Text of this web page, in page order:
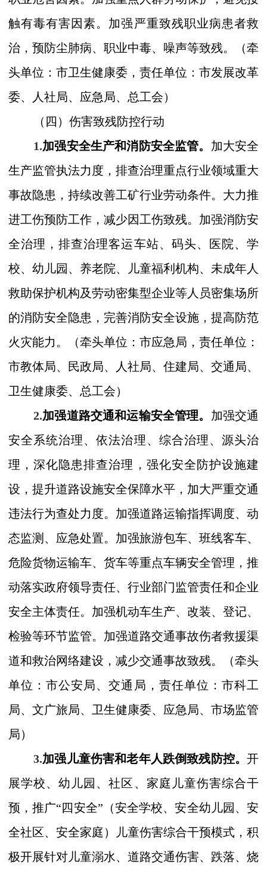
触有毒有害因素。加强严重致残职业病患者救
治，预防尘肺病、职业中毒、噪声等致残。
（牵
头单位：市卫生健康委， 责任单位：市发展改革
委、人社局、应急局、总工会）
（四）伤害致残防控行动
1.加强安全生产和消防安全监管。 加大安全
生产监管执法力度，排查治理重点行业领域重大
事故隐患，持续改善工矿行业劳动条件。大力推
进工伤预防工作，减少因工伤致残。加强消防安
全治理，排查治理客运车站、码头、医院、学
校、幼儿园、养老院、儿童福利机构、未成年人
救助保护机构及劳动密集型企业等人员密集场所
的消防安全隐患，完善消防安全设施，提高防范
火灾能力。
（牵头单位：市应急局， 责任单位：
市教体局、民政局、人社局、住建局、交通局、
卫生健康委、总工会）
2.加强道路交通和运输安全管理。 加强交通
安全系统治理、依法治理、综合治理、源头治
理，深化隐患排查治理，强化安全防护设施建
设，提升道路设施安全保障水平，加大严重交通
违法行为查处力度。加强道路运输指挥调度、动
态监测、应急处置。加强旅游包车、班线客车、
危险货物运输车、货车等重点车辆安全管理，推
动落实政府领导责任、行业部门监管责任和企业
安全主体责任。加强机动车生产、改装、登记、
检验等环节监管。加强道路交通事故伤者救援渠
道和救治网络建设，减少交通事故致残。
（牵头
单位：市公安局、交通局， 责任单位：市科工
局、文广旅局、卫生健康委、应急局、市场监管
局）
3.加强儿童伤害和老年人跌倒致残防控。 开
展学校、幼儿园、社区、家庭儿童伤害综合干
预，推广“四安全” （安全学校、安全幼儿园、安
全社区、安全家庭）儿童伤害综合干预模式，积
极开展针对儿童溺水、道路交通伤害、跌落、烧